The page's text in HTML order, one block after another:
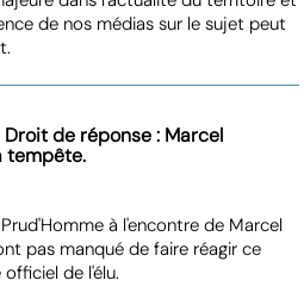
de nos médias sur le sujet peut
Droit de réponse : Marcel
tempête.
à l'encontre de Marcel
pas manqué de faire réagir ce
de l'élu.